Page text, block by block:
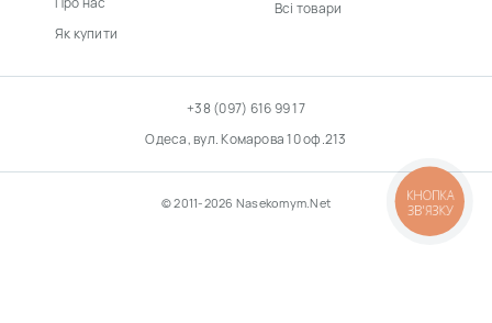
Про нас
Як купити
Всі товари
+38 (097) 616 99 17
Одеса, вул. Комарова 10 оф.213
© 2011-2026 Nasekomym.Net
КНОПКА
ЗВ'ЯЗКУ